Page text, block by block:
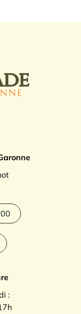
Facebook
le compte
: